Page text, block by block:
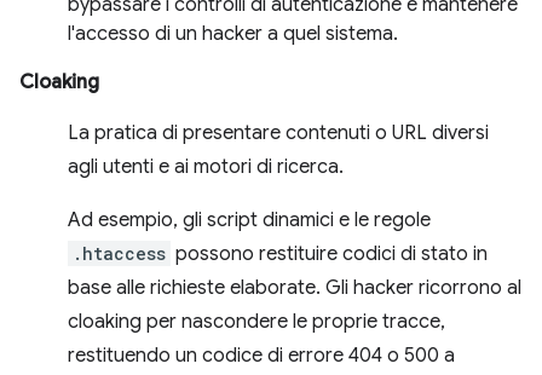
bypassare i controlli di autenticazione e mantenere
l'accesso di un hacker a quel sistema.
Cloaking
La pratica di presentare contenuti o URL diversi
agli utenti e ai motori di ricerca.
Ad esempio, gli script dinamici e le regole
.htaccess possono restituire codici di stato in
base alle richieste elaborate. Gli hacker ricorrono al
cloaking per nascondere le proprie tracce,
restituendo un codice di errore 404 o 500 a